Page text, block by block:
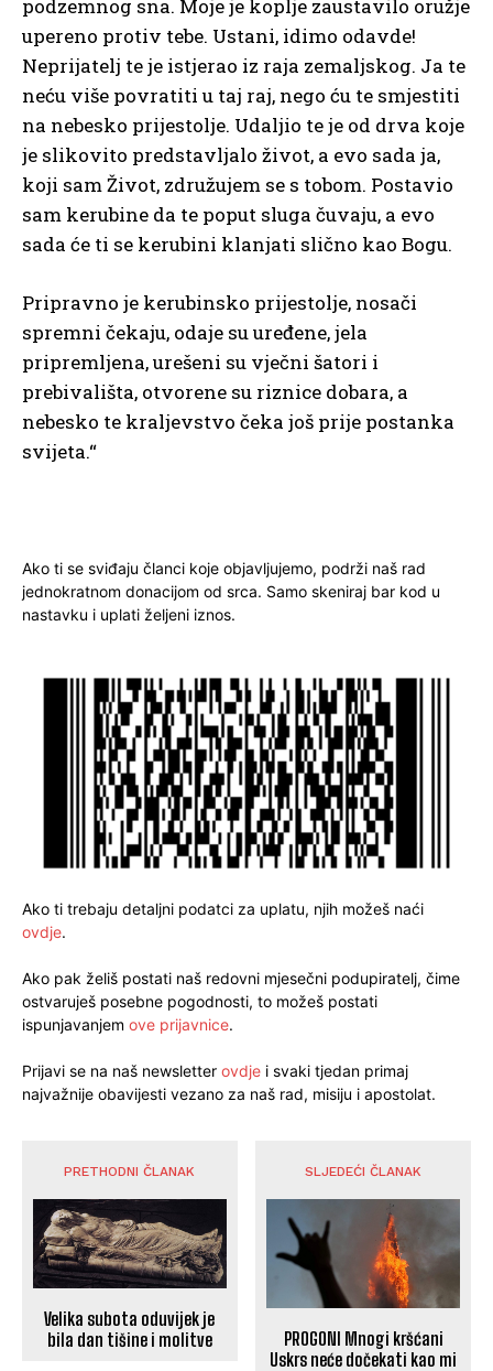
podzemnog sna. Moje je koplje zaustavilo oružje
upereno protiv tebe. Ustani, idimo odavde!
Neprijatelj te je istjerao iz raja zemaljskog. Ja te
neću više povratiti u taj raj, nego ću te smjestiti
na nebesko prijestolje. Udaljio te je od drva koje
je slikovito predstavljalo život, a evo sada ja,
koji sam Život, združujem se s tobom. Postavio
sam kerubine da te poput sluga čuvaju, a evo
sada će ti se kerubini klanjati slično kao Bogu.
Pripravno je kerubinsko prijestolje, nosači
spremni čekaju, odaje su uređene, jela
pripremljena, urešeni su vječni šatori i
prebivališta, otvorene su riznice dobara, a
nebesko te kraljevstvo čeka još prije postanka
svijeta.“
Ako ti se sviđaju članci koje objavljujemo, podrži naš rad
jednokratnom donacijom od srca. Samo skeniraj bar kod u
nastavku i uplati željeni iznos.
Ako ti trebaju detaljni podatci za uplatu, njih možeš naći
ovdje.
Ako pak želiš postati naš redovni mjesečni podupiratelj, čime
ostvaruješ posebne pogodnosti, to možeš postati
ispunjavanjem ove prijavnice.
Prijavi se na naš newsletter ovdje i svaki tjedan primaj
najvažnije obavijesti vezano za naš rad, misiju i apostolat.
PRETHODNI ČLANAK
Velika subota oduvijek je
bila dan tišine i molitve
SLJEDEĆI ČLANAK
PROGONI Mnogi kršćani
Uskrs neće dočekati kao mi